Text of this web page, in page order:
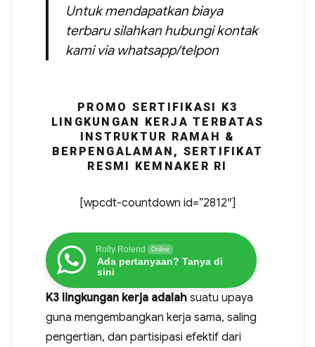
Untuk mendapatkan biaya
terbaru silahkan hubungi kontak
kami via whatsapp/telpon
PROMO SERTIFIKASI K3
LINGKUNGAN KERJA TERBATAS
INSTRUKTUR RAMAH &
BERPENGALAMAN, SERTIFIKAT
RESMI KEMNAKER RI
[wpcdt-countdown id=”2812″]
Rolly Rolend Online
Ada pertanyaan? Tanya di
sini
K3 lingkungan kerja adalahsuatu upaya
guna mengembangkan kerja sama, saling
pengertian, dan partisipasi efektif dari